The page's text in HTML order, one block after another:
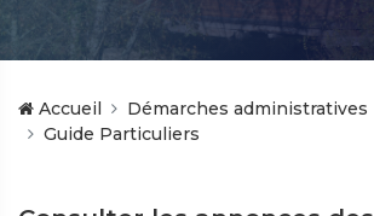
Accueil
Démarches administratives
Guide Particuliers